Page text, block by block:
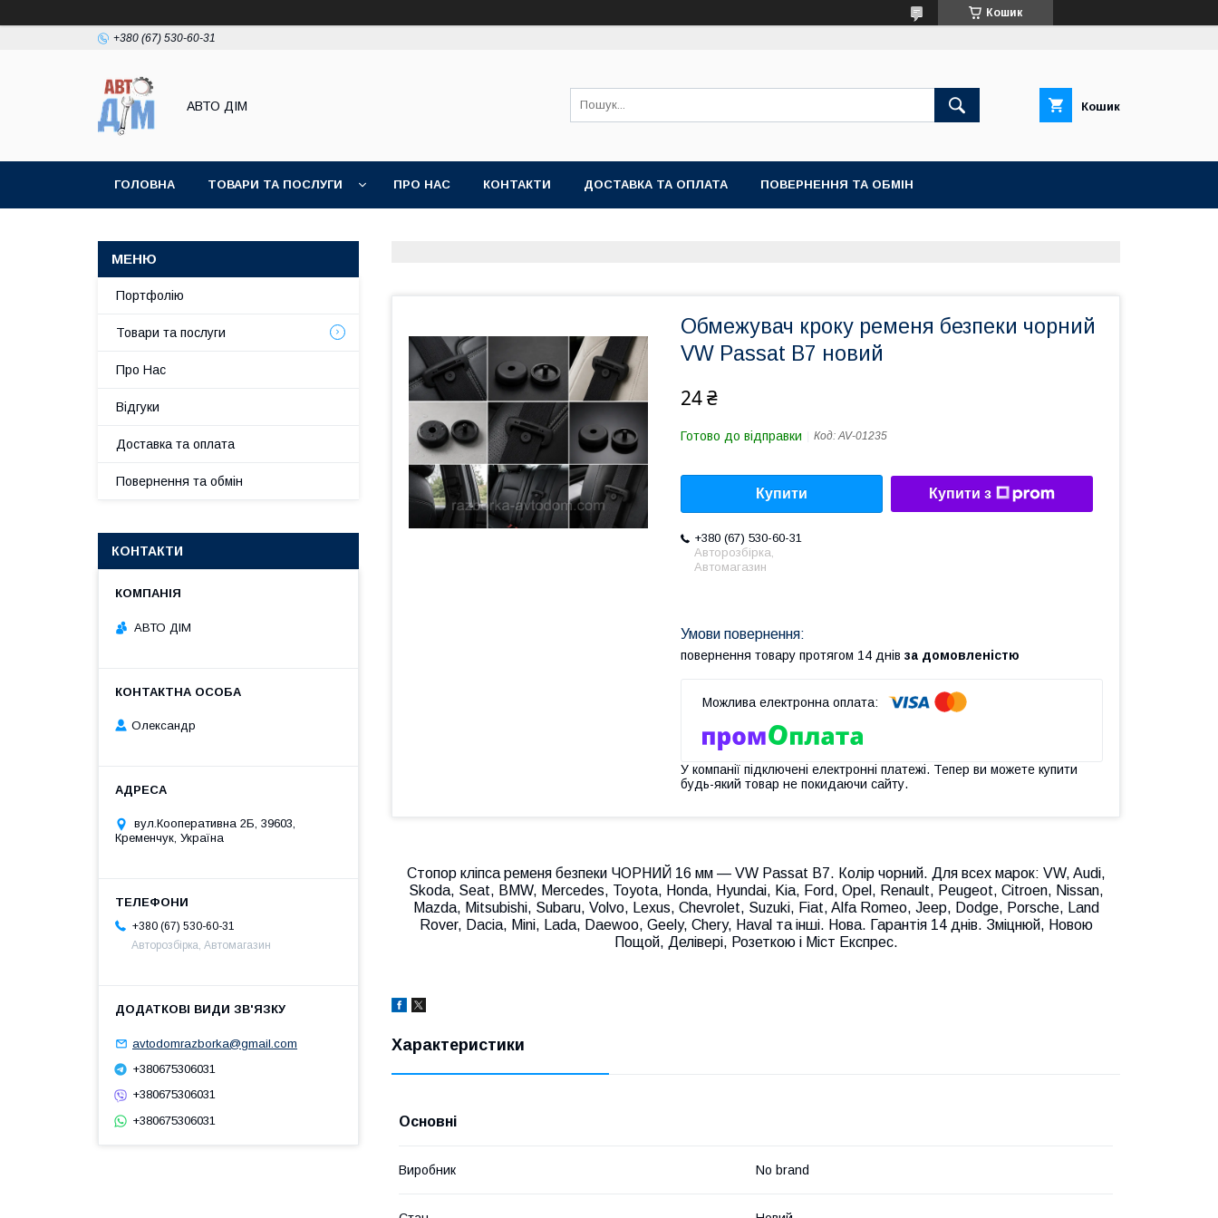
Кошик
+380 (67) 530-60-31
АВТО ДIМ Кошик
ГОЛОВНА ТОВАРИ ТА ПОСЛУГИ ПРО НАС КОНТАКТИ ДОСТАВКА ТА ОПЛАТА ПОВЕРНЕННЯ ТА ОБМІН
Обмежувач кроку ременя безпеки чорний
VW Passat B7 новий
24 ₴
Готово до відправки Код:AV-01235
Купити Купити з
+380 (67) 530-60-31
Авторозбірка,
Автомагазин
повернення товару протягом 14 днів за домовленістю
У компанії підключені електронні платежі. Тепер ви можете купити
будь-який товар не покидаючи сайту.
Стопор кліпса ременя безпеки ЧОРНИЙ 16 мм — VW Passat B7. Колір чорний. Для всех марок: VW, Audi,
Skoda, Seat, BMW, Mercedes, Toyota, Honda, Hyundai, Kia, Ford, Opel, Renault, Peugeot, Citroen, Nissan,
Mazda, Mitsubishi, Subaru, Volvo, Lexus, Chevrolet, Suzuki, Fiat, Alfa Romeo, Jeep, Dodge, Porsche, Land
Rover, Dacia, Mini, Lada, Daewoo, Geely, Chery, Haval та інші. Нова. Гарантія 14 днів. Зміцнюй, Новою
Пощой, Делівері, Розеткою і Міст Експрес.
Характеристики
Основні
Виробник No brand
Портфолію
Товари та послуги
Про Нас
Відгуки
Доставка та оплата
Повернення та обмін
КОНТАКТИ
АВТО ДІМ
Олександр
вул.Кооперативна 2Б, 39603,
Кременчук, Україна
+380 (67) 530-60-31
Авторозбірка, Автомагазин
avtodomrazborka@gmail.com
+380675306031
+380675306031
+380675306031